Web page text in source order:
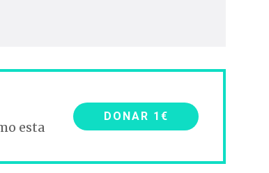
esta
DONAR 1€